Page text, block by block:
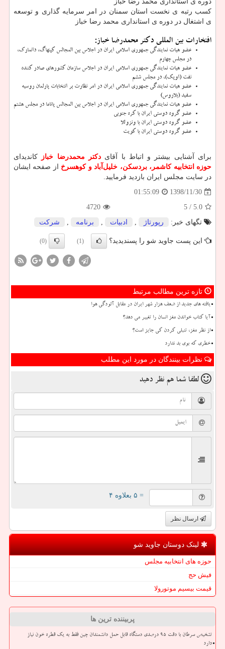
كسب رتبه ی نخست استان سمنان در امر سرمایه گذاری و توسعه
ی اشتغال در دوره ی استانداری محمد رضا خباز
افتخارات بین المللی دکتر محمدرضا خباز:
عضو هیات نمایندگی جمهوری اسلامی ایران در اجلاس بین المجالس كپنهاگ، دانمارك،
در مجلس چهارم
عضو هیات نمایندگی جمهوری اسلامی ایران در اجلاس سازمان كشورهای صادر كننده
نفت (اوپك)، در مجلس ششم
عضو هیات نمایندگی جمهوری اسلامی ایران در امر نظارت بر انتخابات پارلمان روسیه
سفید (بلاروس)
عضو هیات نمایندگی جمهوری اسلامی ایران در اجلاس بین المجالس پاناما در مجلس هشتم
عضو گروه دوستی ایران با كره جنوبی
عضو گروه دوستی ایران با ونزوئلا
عضو گروه دوستی ایران با كویت
برای آشنایی بیشتر و اتباط با آقایدکتر محمدرضا خباز
کاندیدای
حوزه انتخابیه کاشمر، بردسکن، خلیل‌آباد و کوهسرخ از صفحه ایشان
در سایت مجلس ایران بازدید فرمایید.
1398/11/30
01:55:09
5.0
/ 5
4720
تگهای خبر:
رپورتاژ , ادبیات , برنامه , شركت
این پست جاوید شو را پسندیدید؟ (1)
(0)
تازه ترین مطالب مرتبط
یافته های جدید از ضعف هزار شهر ایران در مقابل آلودگی هوا
آیا کتاب خواندن مغز انسان را تغییر می دهد؟
از نظر مغز، تنبلی کردن کی جایز است؟
خطری که بوی بد ندارد
نظرات بینندگان در مورد این مطلب
لطفا شما هم نظر دهید
= ۵ بعلاوه ۴
ارسال نظر
لینک دوستان جاوید شو
حوزه های انتخابیه مجلس
فیش حج
قیمت بیسیم موتورولا
پربیننده ترین ها
تشخیص سرطان با دقت ۹۵ درصدی دستگاه قابل حمل دانشمندان چین فقط به یک قطره خون نیاز
دارد